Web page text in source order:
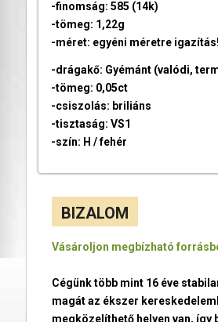
-finomság: 585 (14k)
-tömeg: 1,22g
-méret: egyéni méretre igazítás!
-drágakő: Gyémánt (valódi,
-tömeg: 0,05ct
-csiszolás: briliáns
-tisztaság: VS1
-szín: H / fehér
BIZALOM
Vásároljon megbízható
Cégünk több mint 16 éve
magát az ékszer
megközelíthető helyen van, így